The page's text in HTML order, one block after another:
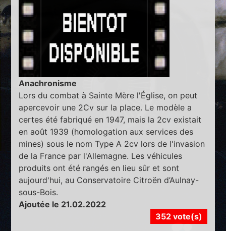
Anachronisme
Lors du combat à Sainte Mère l'Église, on peut
apercevoir une 2Cv sur la place. Le modèle a
certes été fabriqué en 1947, mais la 2cv existait
en août 1939 (homologation aux services des
mines) sous le nom Type A 2cv lors de l'invasion
de la France par l'Allemagne. Les véhicules
produits ont été rangés en lieu sûr et sont
aujourd'hui, au Conservatoire Citroën d’Aulnay-
sous-Bois.
Ajoutée le 21.02.2022
352 vote(s)